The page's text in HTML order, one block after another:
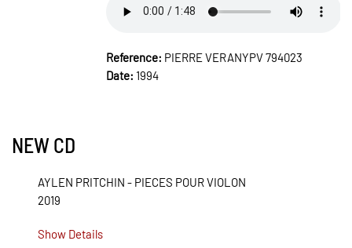
Reference: PIERRE VERANYPV 794023
Date: 1994
NEW CD
AYLEN PRITCHIN - PIECES POUR VIOLON
2019
Show Details